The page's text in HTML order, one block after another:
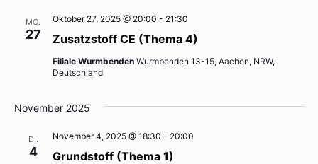
MO.
27 Zusatzstoff CE (Thema 4)
Oktober 27, 2025 @ 20:00 - 21:30
Filiale Wurmbenden Wurmbenden 13-15, Aachen, NRW,
Deutschland
November 2025
DI.
4 Grundstoff (Thema 1)
November 4, 2025 @ 18:30 - 20:00